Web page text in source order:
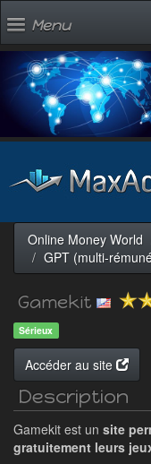
Menu
Online Money World
GPT (multi-
Gamekit
Sérieux
Accéder au site
Description
Gamekit est un site
gratuitement leurs